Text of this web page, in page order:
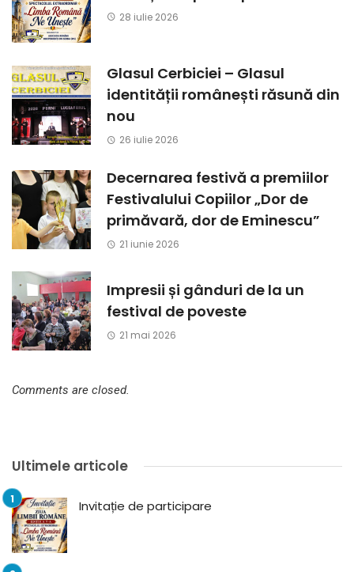
28 iulie 2026
Glasul Cerbiciei – Glasul
identității românești răsună din
nou
26 iulie 2026
Decernarea festivă a premiilor
Festivalului Copiilor „Dor de
primăvară, dor de Eminescu”
21 iunie 2026
Impresii și gânduri de la un
festival de poveste
21 mai 2026
Comments are closed.
Ultimele articole
Invitație de participare